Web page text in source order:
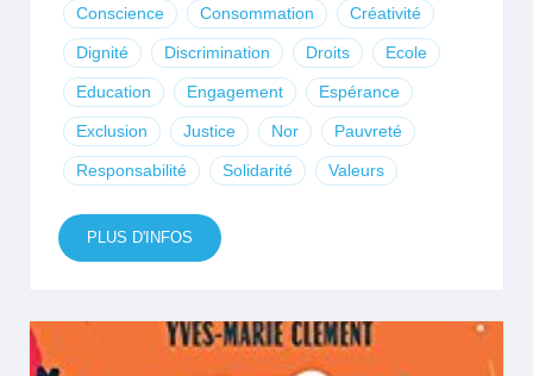
Conscience Consommation Créativité
Dignité Discrimination Droits Ecole
Education Engagement Espérance
Exclusion Justice Nor Pauvreté
Responsabilité Solidarité Valeurs
PLUS D'INFOS